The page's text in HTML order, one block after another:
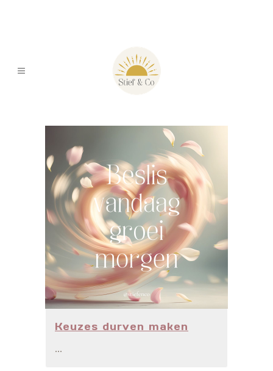
Keuzes durven maken
...